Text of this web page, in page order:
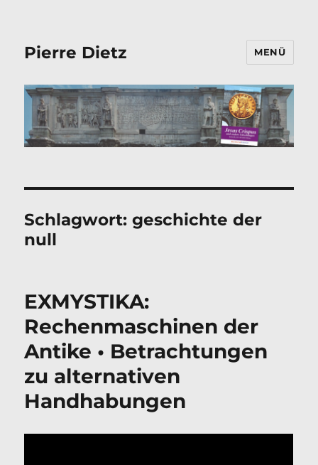
Pierre Dietz MENÜ
Schlagwort:geschichte der
null
EXMYSTIKA:
Rechenmaschinen der
Antike • Betrachtungen
zu alternativen
Handhabungen